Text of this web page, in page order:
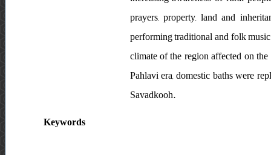
prayers, property, land and
performing traditional and folk
climate of the region affected on
Pahlavi era, domestic baths were
Savadkooh.
Keywords